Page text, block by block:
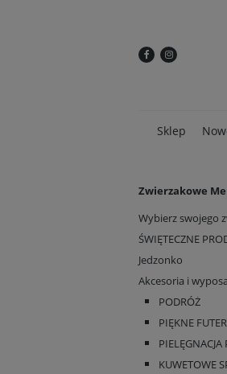
Sklep
Zwierzakowe
Wybierz swojego
ŚWIĘTECZNE
Jedzonko
Akcesoria i
PODRÓŻ
PIĘKNE
KUWETOWE